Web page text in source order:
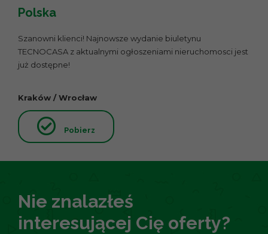
Polska
Szanowni klienci! Najnowsze wydanie biuletynu
TECNOCASA z aktualnymi ogłoszeniami nieruchomosci jest
już dostępne!
Kraków / Wrocław
Pobierz
Nie znalazłeś
interesującej Cię oferty?